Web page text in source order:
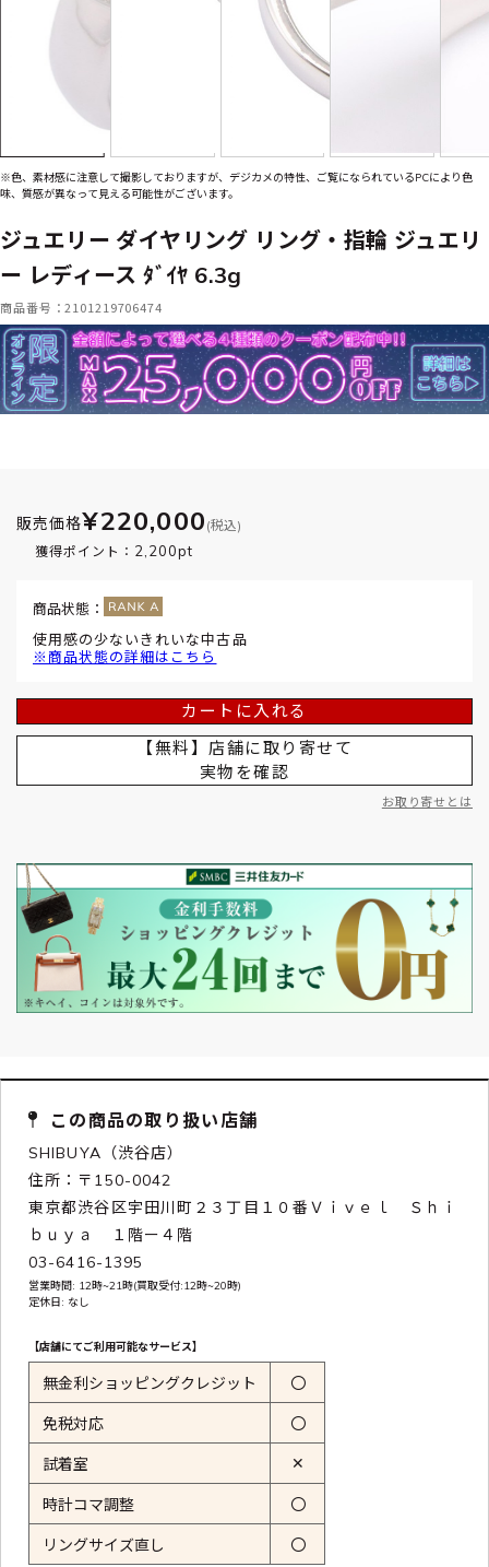
※色、素材感に注意して撮影しておりますが、デジカメの特性、ご覧になられているPCにより色
味、質感が異なって見える可能性がございます。
ジュエリー ダイヤリング リング・指輪 ジュエリ
ー レディース ﾀﾞｲﾔ 6.3g
商品番号：2101219706474
販売価格¥220,000 (税込)
獲得ポイント： 2,200pt
商品状態：
使用感の少ないきれいな中古品
※商品状態の詳細はこちら
カートに入れる
【無料】店舗に取り寄せて
実物を確認
お取り寄せとは
この商品の取り扱い店舗
SHIBUYA（渋谷店）
住所：〒150-0042
東京都渋谷区宇田川町２３丁目１０番Ｖｉｖｅｌ Ｓｈｉ
ｂｕｙａ １階ー４階
03-6416-1395
営業時間: 12時~21時(買取受付:12時~20時)
定休日: なし
【店舗にてご利用可能なサービス】
無金利ショッピングクレジット 〇
免税対応 〇
試着室 ✕
時計コマ調整 〇
リングサイズ直し 〇